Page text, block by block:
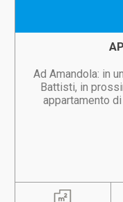
Ad Amandola: in
Battisti, in
appartamento